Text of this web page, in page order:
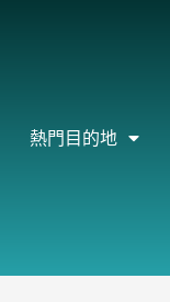
熱門目的地